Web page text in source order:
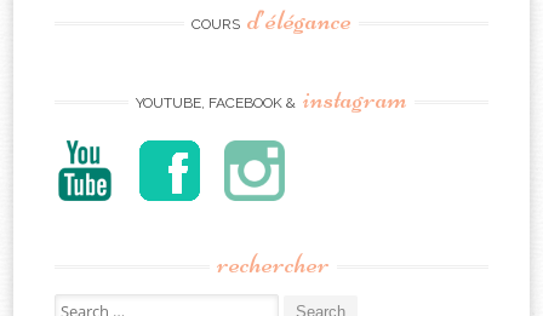
COURS d’élégance
YOUTUBE, FACEBOOK & instagram
rechercher
Search